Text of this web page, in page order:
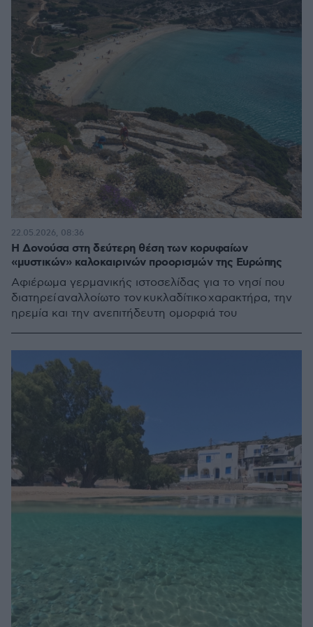
Η Δονούσα στη δεύτερη θέση των κορυφαίων
«μυστικών» καλοκαιρινών προορισμών της Ευρώπης
Αφιέρωμα γερμανικής ιστοσελίδας για το νησί που
διατηρεί αναλλοίωτο τον κυκλαδίτικο χαρακτήρα, την
ηρεμία και την ανεπιτήδευτη ομορφιά του
22.05.2026, 08:36